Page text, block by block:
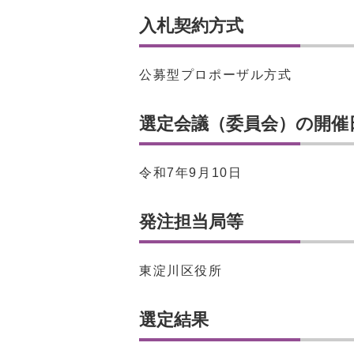
入札契約方式
公募型プロポーザル方式
選定会議（委員会）の開催
令和7年9月10日
発注担当局等
東淀川区役所
選定結果